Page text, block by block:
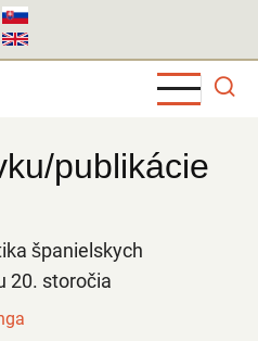
publikácie
španielskych
20. storočia